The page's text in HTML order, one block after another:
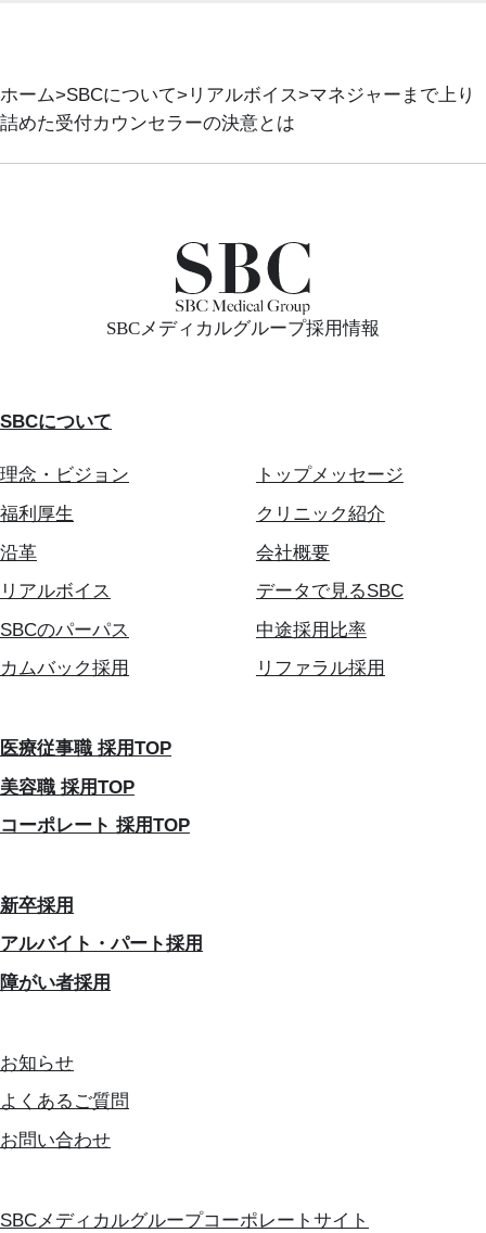
ホーム SBCについて リアルボイス
マネジャーまで上り
詰めた受付カウンセラーの決意とは
SBCメディカルグループ採用情報
SBCについて
理念・ビジョン
トップメッセージ
福利厚生
クリニック紹介
沿革
会社概要
リアルボイス
データで見るSBC
SBCのパーパス
中途採用比率
カムバック採用
リファラル採用
医療従事職 採用TOP
美容職 採用TOP
コーポレート 採用TOP
新卒採用
アルバイト・パート採用
障がい者採用
お知らせ
よくあるご質問
お問い合わせ
SBCメディカルグループコーポレートサイト